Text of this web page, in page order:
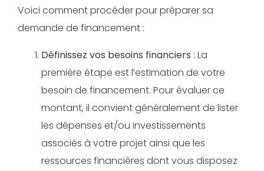
Voici comment procéder pour préparer sa
demande de financement :
Définissez vos besoins financiers : La
première étape est l’estimation de votre
besoin de financement. Pour évaluer ce
montant, il convient généralement de lister
les dépenses et/ou investissements
associés à votre projet ainsi que les
ressources financières dont vous disposez